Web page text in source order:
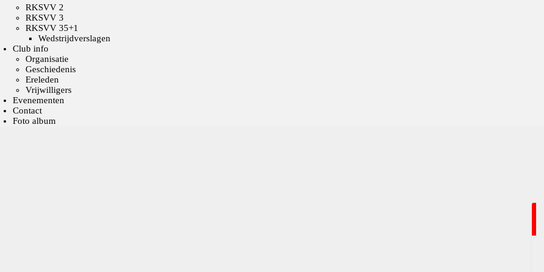
RKSVV 2
RKSVV 3
RKSVV 35+1
Wedstrijdverslagen
Club info
Organisatie
Geschiedenis
Ereleden
Vrijwilligers
Evenementen
Contact
Foto album